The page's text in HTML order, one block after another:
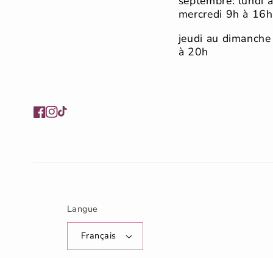
mercredi 9h à 16h
jeudi au
à 20h
Facebook
Instagram
TikTok
Langue
Français